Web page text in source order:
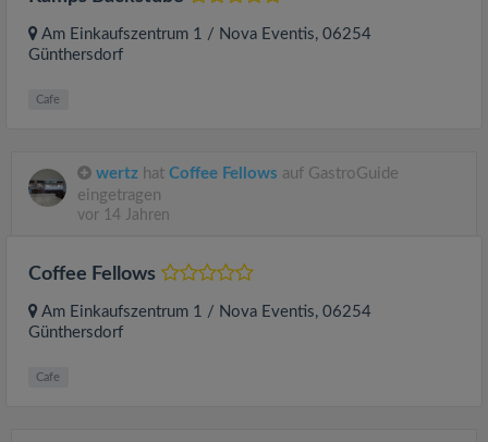
Am Einkaufszentrum 1 / Nova Eventis, 06254
Günthersdorf
Cafe
wertz hat Coffee Fellows auf GastroGuide
eingetragen
vor 14 Jahren
Coffee Fellows
Am Einkaufszentrum 1 / Nova Eventis, 06254
Günthersdorf
Cafe